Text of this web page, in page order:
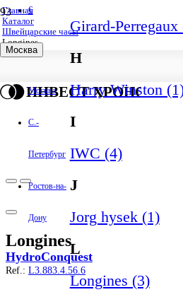
€
Москва
Москва
С.-
Петербург
Ростов-на-
Дону
Girard-Perregaux
H
Harry Winston
I
IWC (4)
J
Jorg hysek (1)
L
Longines (3)
ИНВЕСТ ХРОНО
Главная
Каталог
Швейцарские часы
Longines
Longines
HydroConquest
Ref.: L3.883.4.56.6